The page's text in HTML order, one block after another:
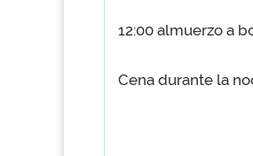
12:00 almuerzo a
Cena durante la